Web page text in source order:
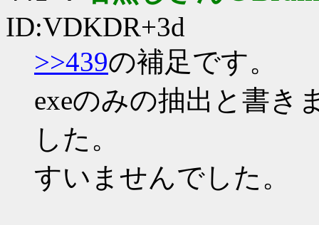
ID:VDKDR+3d
>>439の補足です。
exeのみの抽出と書き
した。
すいませんでした。